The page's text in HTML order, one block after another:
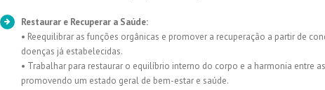
Restaurar e Recuperar a Saúde:
• Reequilibrar as funções orgânicas e promover a recuperação a partir de
doenças já estabelecidas.
• Trabalhar para restaurar o equilíbrio interno do corpo e a harmonia entre
promovendo um estado geral de bem-estar e saúde.